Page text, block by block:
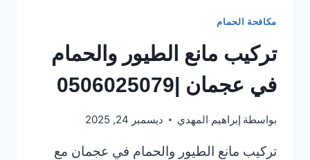
مكافحة الحمام
تركيب مانع الطيور والحمام
في عجمان |0506025079
بواسطة إبراهيم المهدي ديسمبر 24, 2025
تركيب مانع الطيور والحمام في عجمان مع